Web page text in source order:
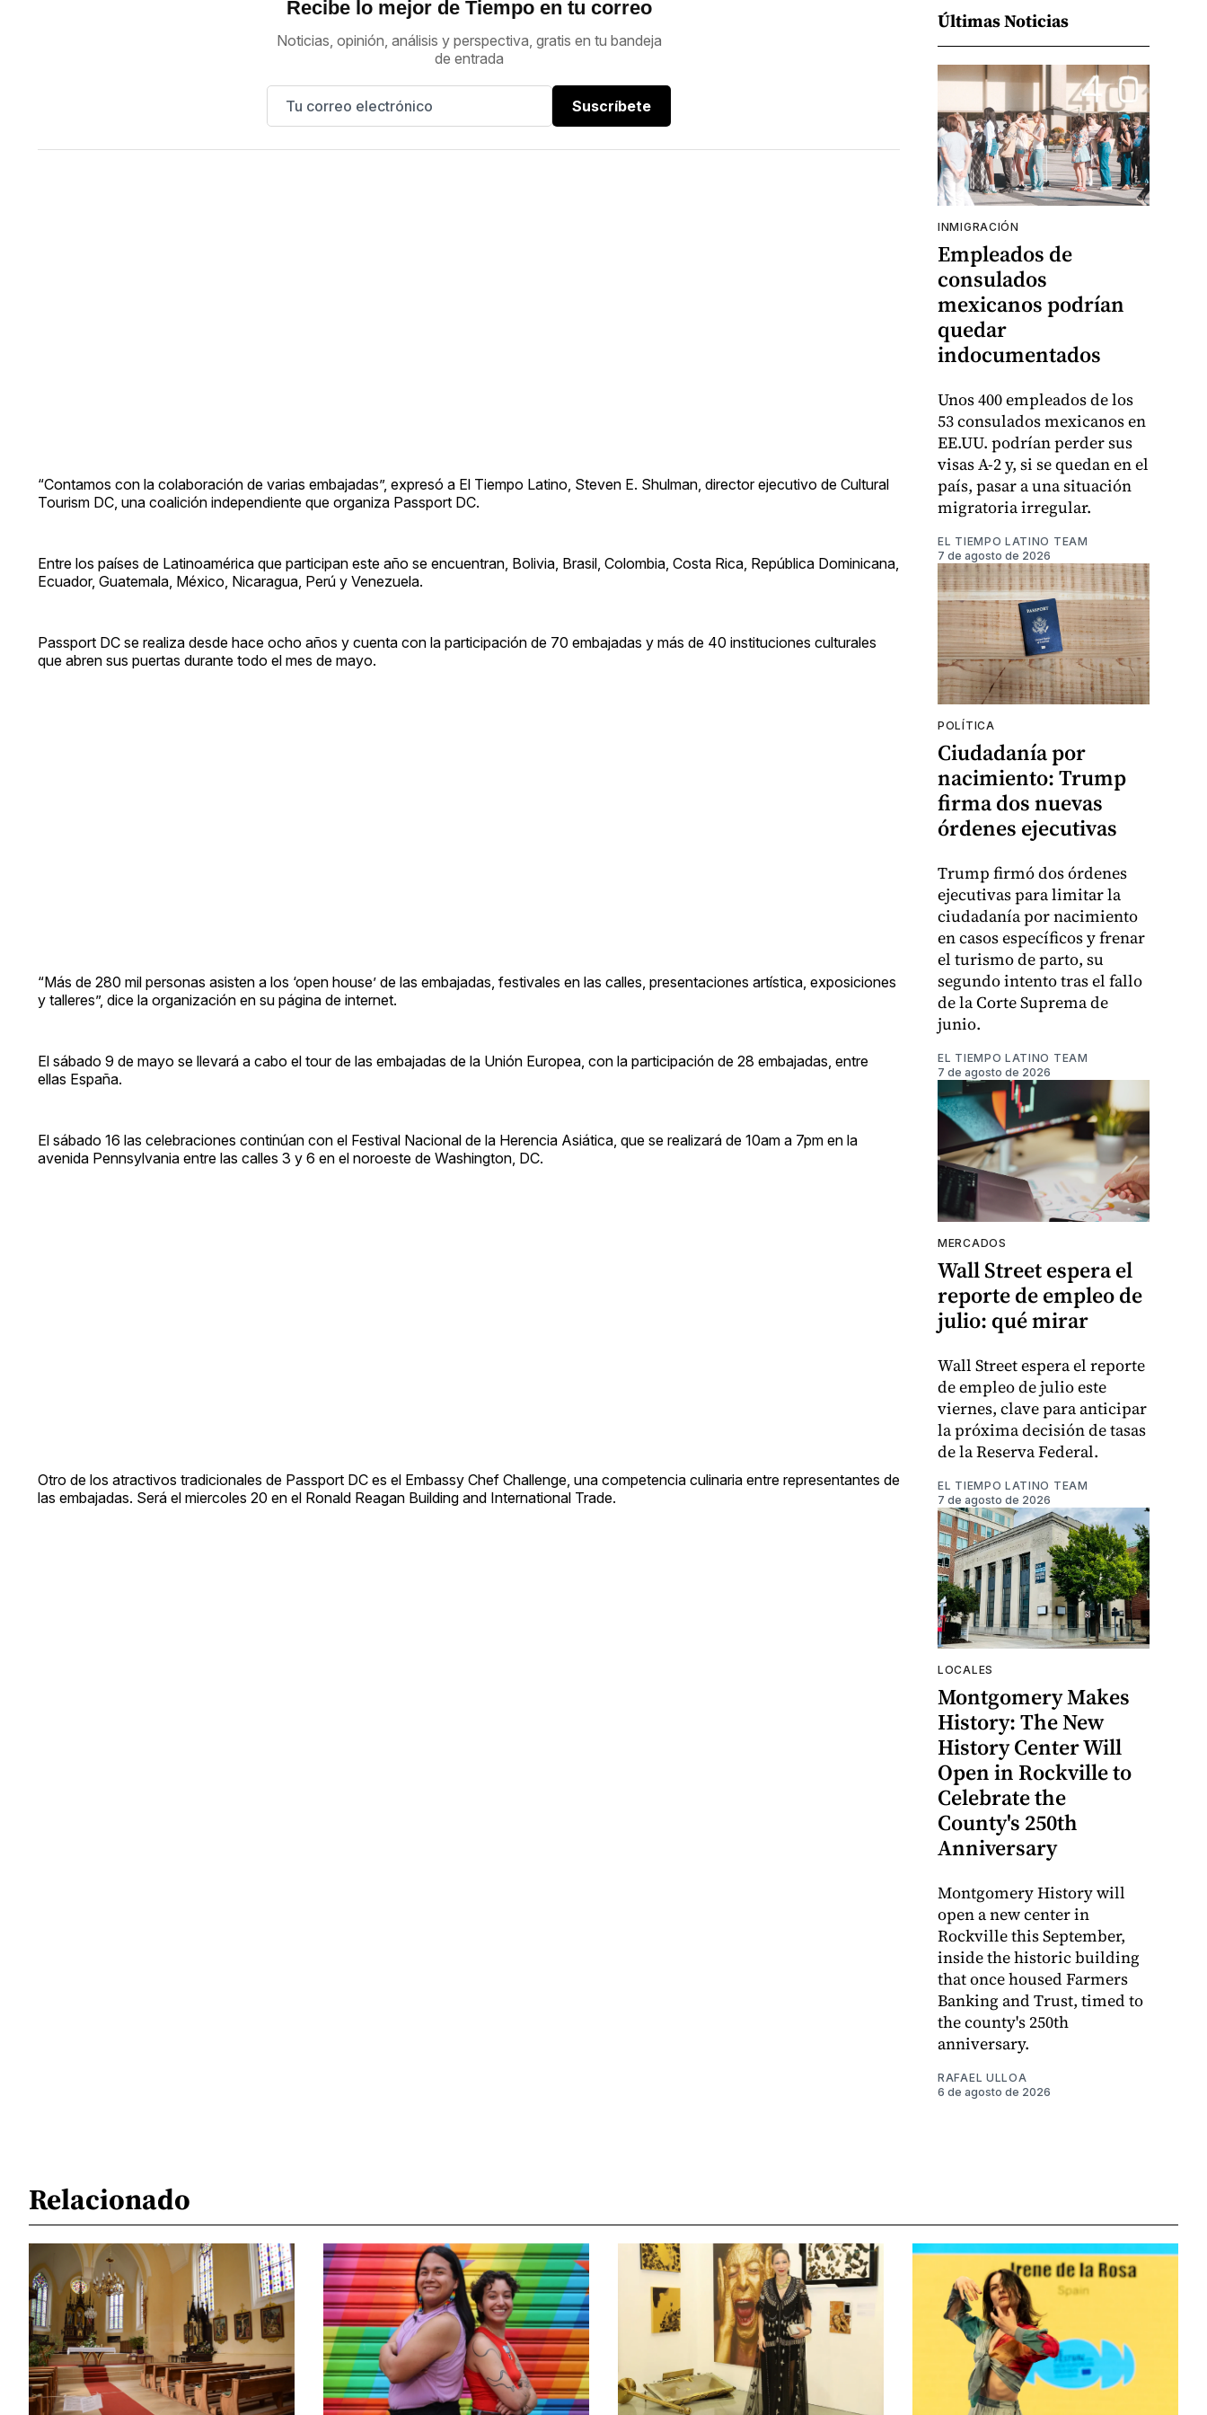
Recibe lo mejor de Tiempo en tu correo
Noticias, opinión, análisis y perspectiva, gratis en tu bandeja
de entrada
Suscríbete
“Contamos con la colaboración de varias embajadas”, expresó a El Tiempo Latino, Steven E. Shulman, director ejecutivo de Cultural
Tourism DC, una coalición independiente que organiza Passport DC.
Entre los países de Latinoamérica que participan este año se encuentran, Bolivia, Brasil, Colombia, Costa Rica, República Dominicana,
Ecuador, Guatemala, México, Nicaragua, Perú y Venezuela.
Passport DC se realiza desde hace ocho años y cuenta con la participación de 70 embajadas y más de 40 instituciones culturales
que abren sus puertas durante todo el mes de mayo.
“Más de 280 mil personas asisten a los ‘open house’ de las embajadas, festivales en las calles, presentaciones artística, exposiciones
y talleres”, dice la organización en su página de internet.
El sábado 9 de mayo se llevará a cabo el tour de las embajadas de la Unión Europea, con la participación de 28 embajadas, entre
ellas España.
El sábado 16 las celebraciones continúan con el Festival Nacional de la Herencia Asiática, que se realizará de 10am a 7pm en la
avenida Pennsylvania entre las calles 3 y 6 en el noroeste de Washington, DC.
Otro de los atractivos tradicionales de Passport DC es el Embassy Chef Challenge, una competencia culinaria entre representantes de
las embajadas. Será el miercoles 20 en el Ronald Reagan Building and International Trade.
Últimas Noticias
INMIGRACIÓN
Empleados de
consulados
mexicanos podrían
quedar
indocumentados
Unos 400 empleados de los
53 consulados mexicanos en
EE.UU. podrían perder sus
visas A-2 y, si se quedan en el
país, pasar a una situación
migratoria irregular.
EL TIEMPO LATINO TEAM
7 de agosto de 2026
POLÍTICA
Ciudadanía por
nacimiento: Trump
firma dos nuevas
órdenes ejecutivas
Trump firmó dos órdenes
ejecutivas para limitar la
ciudadanía por nacimiento
en casos específicos y frenar
el turismo de parto, su
segundo intento tras el fallo
de la Corte Suprema de
junio.
EL TIEMPO LATINO TEAM
7 de agosto de 2026
MERCADOS
Wall Street espera el
reporte de empleo de
julio: qué mirar
Wall Street espera el reporte
de empleo de julio este
viernes, clave para anticipar
la próxima decisión de tasas
de la Reserva Federal.
EL TIEMPO LATINO TEAM
7 de agosto de 2026
LOCALES
Montgomery Makes
History: The New
History Center Will
Open in Rockville to
Celebrate the
County's 250th
Anniversary
Montgomery History will
open a new center in
Rockville this September,
inside the historic building
that once housed Farmers
Banking and Trust, timed to
the county's 250th
anniversary.
RAFAEL ULLOA
6 de agosto de 2026
Relacionado